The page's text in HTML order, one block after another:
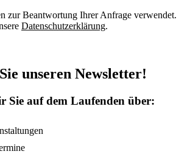
zur Beantwortung Ihrer Anfrage verwendet.
Datenschutzerklärung.
unseren Newsletter!
Sie auf dem Laufenden über: